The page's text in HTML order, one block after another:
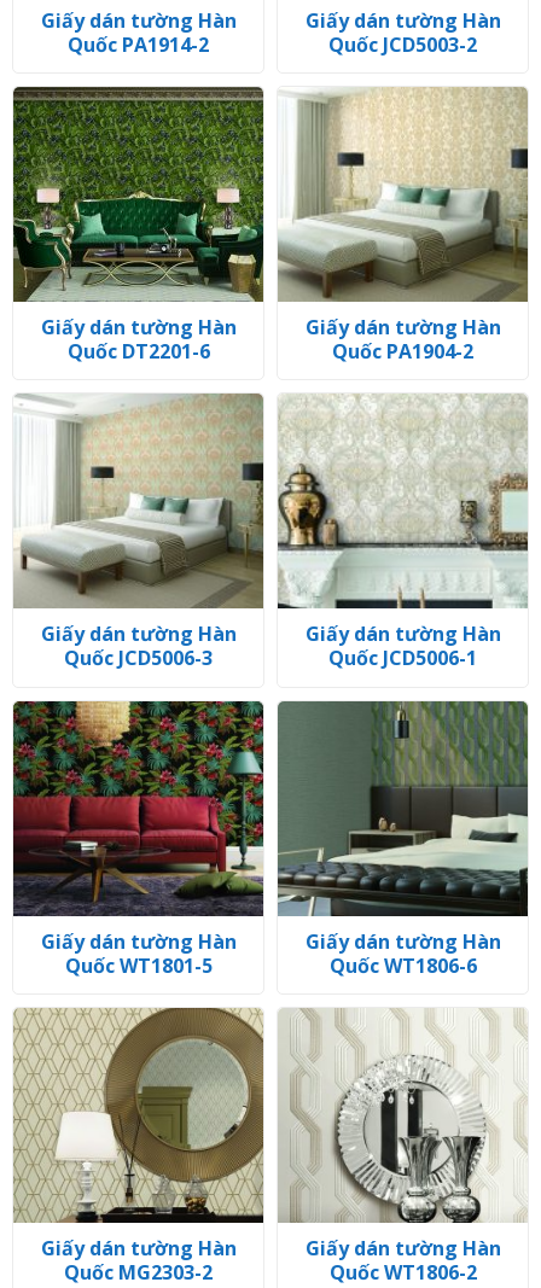
Giấy dán tường Hàn
Quốc PA1914-2
Giấy dán tường Hàn
Quốc JCD5003-2
Giấy dán tường Hàn
Quốc DT2201-6
Giấy dán tường Hàn
Quốc PA1904-2
Giấy dán tường Hàn
Quốc JCD5006-3
Giấy dán tường Hàn
Quốc JCD5006-1
Giấy dán tường Hàn
Quốc WT1801-5
Giấy dán tường Hàn
Quốc WT1806-6
Giấy dán tường Hàn
Quốc MG2303-2
Giấy dán tường Hàn
Quốc WT1806-2